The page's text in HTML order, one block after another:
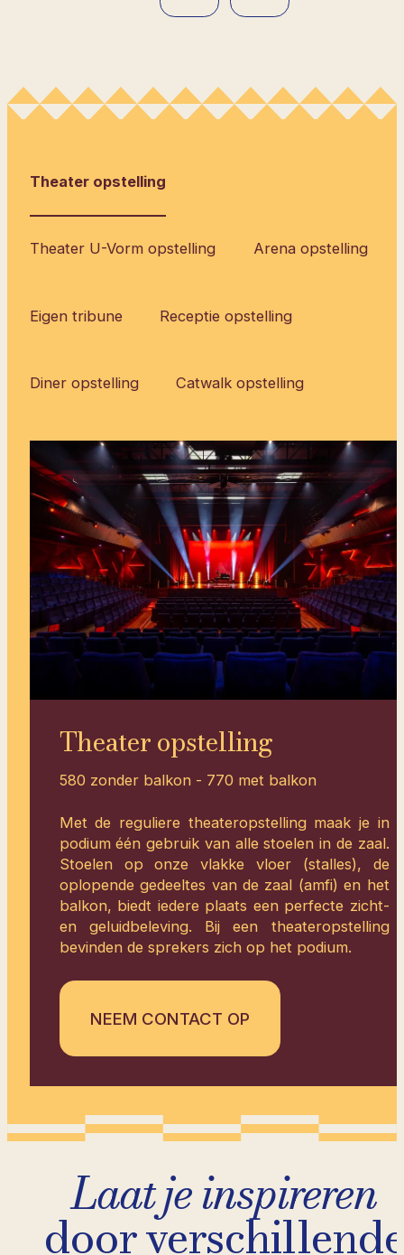
Theater opstelling
Theater U-Vorm opstelling Arena opstelling
Eigen tribune Receptie opstelling
Diner opstelling Catwalk opstelling
Theater opstelling
580 zonder balkon - 770 met balkon
Met de reguliere theateropstelling maak je in
podium één gebruik van alle stoelen in de zaal.
Stoelen op onze vlakke vloer (stalles), de
oplopende gedeeltes van de zaal (amfi) en het
balkon, biedt iedere plaats een perfecte zicht-
en geluidbeleving. Bij een theateropstelling
bevinden de sprekers zich op het podium.
NEEM CONTACT OP
Laat je inspireren
door